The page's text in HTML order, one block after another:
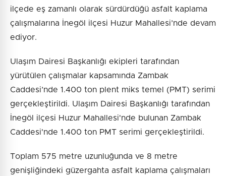
ilçede eş zamanlı olarak sürdürdüğü asfalt kaplama
çalışmalarına İnegöl ilçesi Huzur Mahallesi’nde devam
ediyor.
Ulaşım Dairesi Başkanlığı ekipleri tarafından
yürütülen çalışmalar kapsamında Zambak
Caddesi’nde 1.400 ton plent miks temel (PMT) serimi
gerçekleştirildi. Ulaşım Dairesi Başkanlığı tarafından
İnegöl ilçesi Huzur Mahallesi'nde bulunan Zambak
Caddesi'nde 1.400 ton PMT serimi gerçekleştirildi.
Toplam 575 metre uzunluğunda ve 8 metre
genişliğindeki güzergahta asfalt kaplama çalışmaları